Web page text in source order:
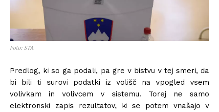
Foto: STA
Predlog, ki so ga podali, pa gre v bistvu v tej smeri, da
bi bili ti surovi podatki iz volišč na vpogled vsem
volivkam in volivcem v sistemu. Torej ne samo
elektronski zapis rezultatov, ki se potem vnašajo v